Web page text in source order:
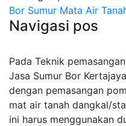
Bor Sumur Mata Air
Navigasi pos
Pada Teknik
Jasa Sumur Bor
dengan pemasangan
mat air tanah dangkal/
ini harus menggunakan